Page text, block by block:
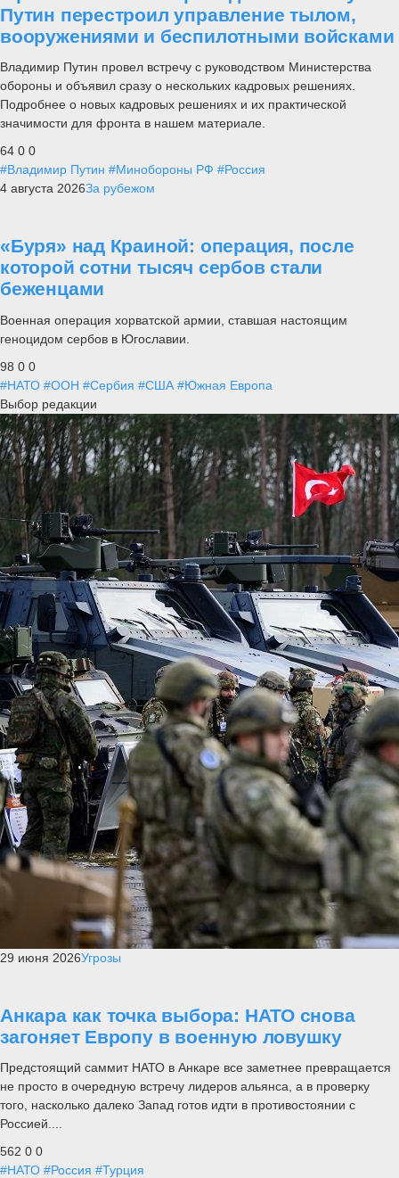
Путин перестроил управление тылом,
вооружениями и беспилотными войсками
Владимир Путин провел встречу с руководством Министерства
обороны и объявил сразу о нескольких кадровых решениях.
Подробнее о новых кадровых решениях и их практической
значимости для фронта в нашем материале.
64 0 0
#Владимир Путин #Минобороны РФ #Россия
4 августа 2026За рубежом
«Буря» над Краиной: операция, после
которой сотни тысяч сербов стали
беженцами
Военная операция хорватской армии, ставшая настоящим
геноцидом сербов в Югославии.
98 0 0
#НАТО #ООН #Сербия #США #Южная Европа
Выбор редакции
29 июня 2026Угрозы
Анкара как точка выбора: НАТО снова
загоняет Европу в военную ловушку
Предстоящий саммит НАТО в Анкаре все заметнее превращается
не просто в очередную встречу лидеров альянса, а в проверку
того, насколько далеко Запад готов идти в противостоянии с
Россией....
562 0 0
#НАТО #Россия #Турция